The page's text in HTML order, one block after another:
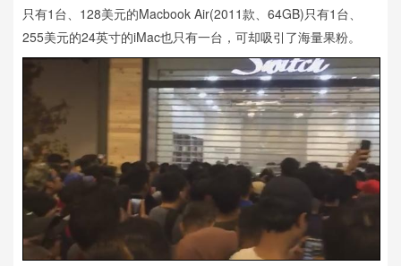
只有1台、128美元的Macbook Air(2011款、64GB)只有1台、
255美元的24英寸的iMac也只有一台，可却吸引了海量果粉。